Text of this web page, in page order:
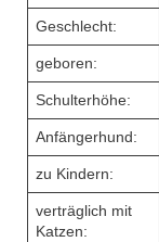
Geschlecht:
geboren:
Schulterhöhe:
Anfängerhund:
zu Kindern:
verträglich mit
Katzen: